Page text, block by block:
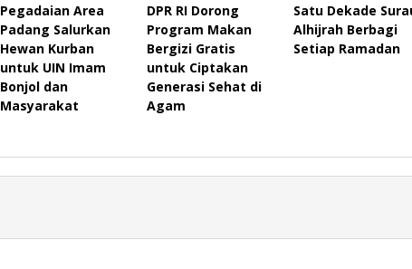
Pegadaian Area
Padang Salurkan
Hewan Kurban
untuk UIN Imam
Bonjol dan
Masyarakat
DPR RI Dorong
Program Makan
Bergizi Gratis
untuk Ciptakan
Generasi Sehat di
Agam
Satu Dekade
Alhijrah Berbagi
Setiap Ramadan